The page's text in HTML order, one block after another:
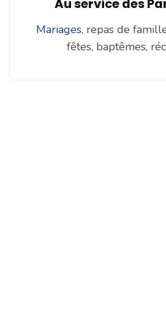
Au service des
Mariages, repas de
fêtes, baptêmes,